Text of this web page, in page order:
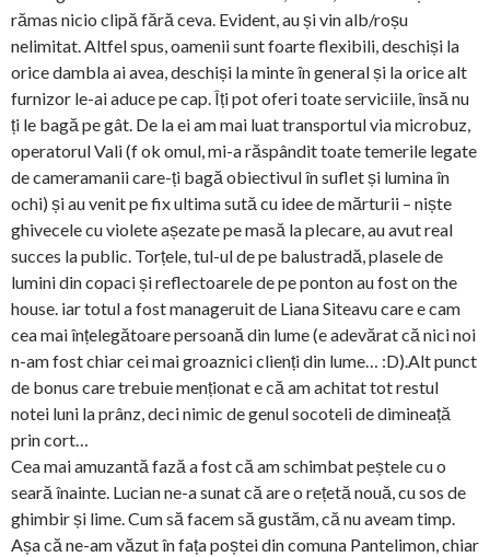
rămas nicio clipă fără ceva. Evident, au și vin alb/roșu
nelimitat. Altfel spus, oamenii sunt foarte flexibili, deschiși la
orice dambla ai avea, deschiși la minte în general și la orice alt
furnizor le-ai aduce pe cap. Îți pot oferi toate serviciile, însă nu
ți le bagă pe gât. De la ei am mai luat transportul via microbuz,
operatorul Vali (f ok omul, mi-a răspândit toate temerile legate
de cameramanii care-ți bagă obiectivul în suflet și lumina în
ochi) și au venit pe fix ultima sută cu idee de mărturii – niște
ghivecele cu violete așezate pe masă la plecare, au avut real
succes la public. Torțele, tul-ul de pe balustradă, plasele de
lumini din copaci și reflectoarele de pe ponton au fost on the
house. iar totul a fost manageruit de Liana Siteavu care e cam
cea mai înțelegătoare persoană din lume (e adevărat că nici noi
n-am fost chiar cei mai groaznici clienți din lume… :D).Alt punct
de bonus care trebuie menționat e că am achitat tot restul
notei luni la prânz, deci nimic de genul socoteli de dimineață
prin cort…
Cea mai amuzantă fază a fost că am schimbat peștele cu o
seară înainte. Lucian ne-a sunat că are o rețetă nouă, cu sos de
ghimbir și lime. Cum să facem să gustăm, că nu aveam timp.
Așa că ne-am văzut în fața poștei din comuna Pantelimon, chiar